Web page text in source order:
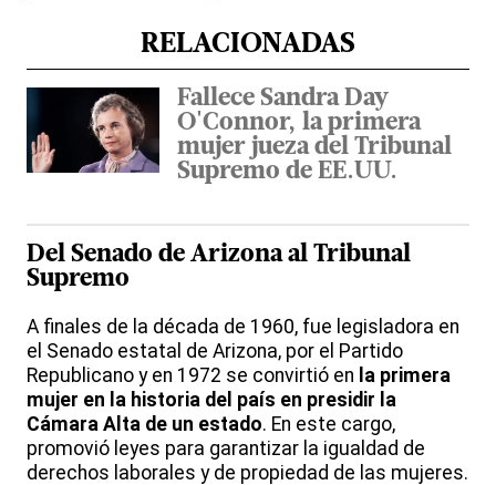
RELACIONADAS
Fallece Sandra Day
O'Connor, la primera
mujer jueza del Tribunal
Supremo de EE.UU.
Del Senado de Arizona al Tribunal
Supremo
A finales de la década de 1960, fue legisladora en
el Senado estatal de Arizona, por el Partido
Republicano y en 1972 se convirtió en la primera
mujer en la historia del país en presidir la
Cámara Alta de un estado. En este cargo,
promovió leyes para garantizar la igualdad de
derechos laborales y de propiedad de las mujeres.